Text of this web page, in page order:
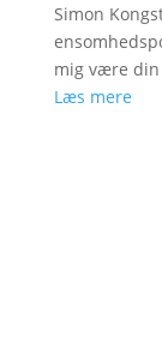
Simon
mig være din
Læs mere